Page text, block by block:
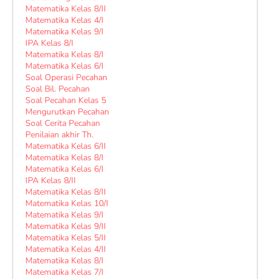
Matematika Kelas 8/II
Matematika Kelas 4/I
Matematika Kelas 9/I
IPA Kelas 8/I
Matematika Kelas 8/I
Matematika Kelas 6/I
Soal Operasi Pecahan
Soal Bil. Pecahan
Soal Pecahan Kelas 5
Mengurutkan Pecahan
Soal Cerita Pecahan
Penilaian akhir Th.
Matematika Kelas 6/II
Matematika Kelas 8/I
Matematika Kelas 6/I
IPA Kelas 8/II
Matematika Kelas 8/II
Matematika Kelas 10/I
Matematika Kelas 9/I
Matematika Kelas 9/II
Matematika Kelas 5/II
Matematika Kelas 4/II
Matematika Kelas 8/I
Matematika Kelas 7/I